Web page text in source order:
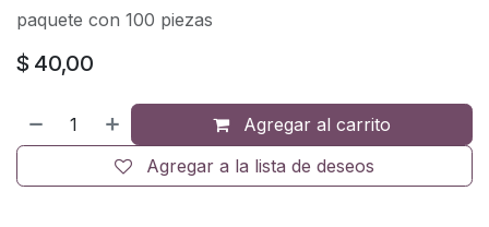
paquete con 100 piezas
$ 40,00
Agregar al carrito
Agregar a la lista de deseos